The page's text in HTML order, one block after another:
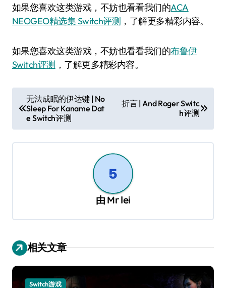
如果您喜欢这类游戏，不妨也看看我们的ACA
NEOGEO精选集 Switch评测 ，了解更多精彩内容。
如果您喜欢这类游戏，不妨也看看我们的布鲁伊
Switch评测 ，了解更多精彩内容。
章
导
航
无法成眠的伊达键 | No
Sleep For Kaname Dat
e Switch评测
折言 | And Roger Switc
h评测
由 Mr lei
相关文章
Switch游戏